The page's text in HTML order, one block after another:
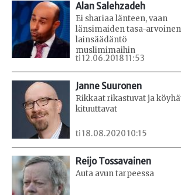
Alan Salehzadeh
Ei shariaa länteen, vaan
länsimaiden tasa-arvoinen
lainsäädäntö
muslimimaihin
ti 12.06.2018 11:53
Janne Suuronen
Rikkaat rikastuvat ja
kituuttavat
ti 18.08.2020 10:15
Reijo Tossavainen
Auta avun tarpeessa